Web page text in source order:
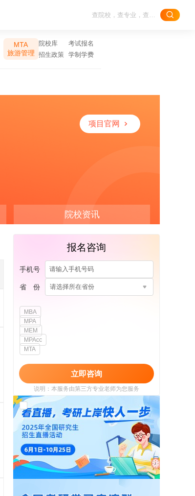
MTA
旅游管理
院校库
考试报名
招生政策
学制学费
项目官网
院校资讯
报名咨询
手机号
省 份 请选择所在省份
MBA
MPA
MEM
MPAcc
MTA
立即咨询
说明：本服务由第三方专业老师为您服务
我已阅读并同意 《用户政策》
《用户服务
使用协议》